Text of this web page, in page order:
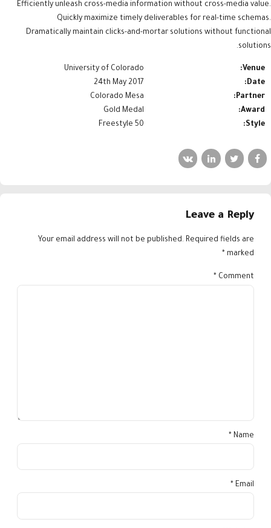
Efficiently unleash cross-media information without cross-media value.
Quickly maximize timely deliverables for real-time schemas.
Dramatically maintain clicks-and-mortar solutions without functional
solutions.
Venue:
University of Colorado
Date:
24th May 2017
Partner:
Colorado Mesa
Award:
Gold Medal
Style:
50 Freestyle
Leave a Reply
Your email address will not be published. Required fields are
marked *
Comment
*
Name *
Email *